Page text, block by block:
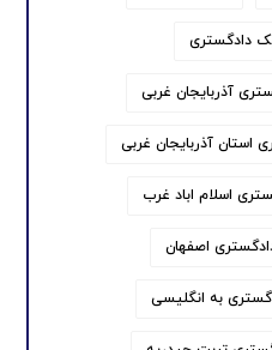
دادگستری
آذربایجان غربی
استان آذربایجان غربی
اسلام اباد غرب
اصفهان
به انگلیسی